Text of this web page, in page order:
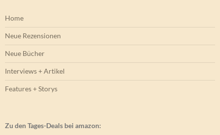
Home
Neue Rezensionen
Neue Bücher
Interviews + Artikel
Features + Storys
Zu den Tages-Deals bei amazon: